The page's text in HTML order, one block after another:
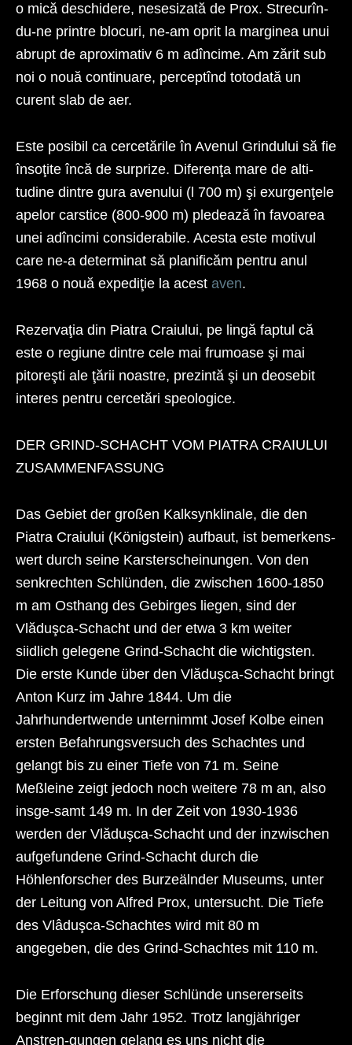
o mică deschidere, nesesizată de Prox. Strecurîn-
du-ne printre blocuri, ne-am oprit la marginea unui
abrupt de aproximativ 6 m adîncime. Am zărit sub
noi o nouă continuare, perceptînd totodată un
curent slab de aer.
Este posibil ca cercetările în Avenul Grindului să fie
însoţite încă de surprize. Diferenţa mare de alti­
tudine dintre gura avenului (l 700 m) şi exurgenţele
apelor carstice (800-900 m) pledează în favoarea
unei adîncimi considerabile. Acesta este motivul
care ne-a determinat să planificăm pentru anul
1968 o nouă expediţie la acest aven.
Rezervaţia din Piatra Craiului, pe lingă faptul că
este o regiune dintre cele mai frumoase şi mai
pitoreşti ale ţării noastre, prezintă şi un deosebit
interes pentru cercetări speologice.
DER GRIND-SCHACHT VOM PIATRA CRAIULUI
ZUSAMMENFASSUNG
Das Gebiet der großen Kalksynklinale, die den
Piatra Craiului (Königstein) aufbaut, ist bemerkens-
wert durch seine Karsterscheinungen. Von den
senkrechten Schlünden, die zwischen 1600-1850
m am Osthang des Gebirges liegen, sind der
Vlăduşca-Schacht und der etwa 3 km weiter
siidlich gelegene Grind-Schacht die wichtigsten.
Die erste Kunde über den Vlăduşca-Schacht bringt
Anton Kurz im Jahre 1844. Um die
Jahrhundertwende unternimmt Josef Kolbe einen
ersten Befahrungsversuch des Schachtes und
gelangt bis zu einer Tiefe von 71 m. Seine
Meßleine zeigt jedoch noch weitere 78 m an, also
insge-samt 149 m. In der Zeit von 1930-1936
werden der Vlăduşca-Schacht und der inzwischen
aufgefundene Grind-Schacht durch die
Höhlenforscher des Burzeälnder Museums, unter
der Leitung von Alfred Prox, untersucht. Die Tiefe
des Vlâduşca-Schachtes wird mit 80 m
angegeben, die des Grind-Schachtes mit 110 m.
Die Erforschung dieser Schlünde unsererseits
beginnt mit dem Jahr 1952. Trotz langjähriger
Anstren-gungen gelang es uns nicht die